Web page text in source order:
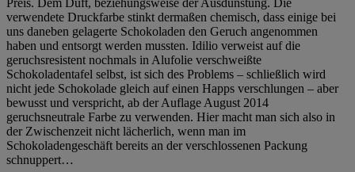
verwendete Druckfarbe stinkt dermaßen chemisch, dass einige bei
uns daneben gelagerte Schokoladen den Geruch angenommen
haben und entsorgt werden mussten. Idilio verweist auf die
geruchsresistent nochmals in Alufolie verschweißte
Schokoladentafel selbst, ist sich des Problems – schließlich wird
nicht jede Schokolade gleich auf einen Happs verschlungen – aber
bewusst und verspricht, ab der Auflage August 2014
geruchsneutrale Farbe zu verwenden. Hier macht man sich also in
der Zwischenzeit nicht lächerlich, wenn man im
Schokoladengeschäft bereits an der verschlossenen Packung
schnuppert…